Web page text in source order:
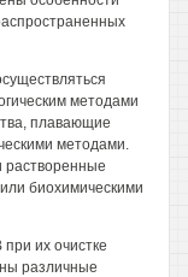
методами
плавающие
методами.
растворенные
биохимическими
их очистке
различные